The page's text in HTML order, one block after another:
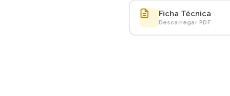
Ficha Técnica
Descarregar PDF